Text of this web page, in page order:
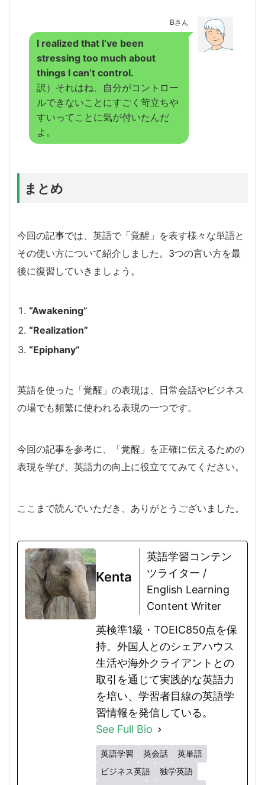
Bさん
I realized that I’ve been
stressing too much about
things I can’t control.
訳）それはね、自分がコントロー
ルできないことにすごく苛立ちや
すいってことに気が付いたんだ
よ。
まとめ
今回の記事では、英語で「覚醒」を表す様々な単語と
その使い方について紹介しました。3つの言い方を最
後に復習していきましょう。
“Awakening”
“Realization”
“Epiphany”
英語を使った「覚醒」の表現は、日常会話やビジネス
の場でも頻繁に使われる表現の一つです。
今回の記事を参考に、「覚醒」を正確に伝えるための
表現を学び、英語力の向上に役立ててみてください。
ここまで読んでいただき、ありがとうございました。
Kenta
英語学習コンテン
ツライター /
English Learning
Content Writer
英検準1級・TOEIC850点を保
持。外国人とのシェアハウス
生活や海外クライアントとの
取引を通じて実践的な英語力
を培い、学習者目線の英語学
習情報を発信している。
See Full Bio
英語学習 英会話
英単語
ビジネス英語
独学英語